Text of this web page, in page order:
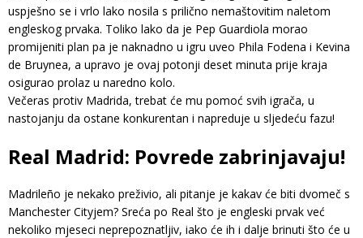
uspješno se i vrlo lako nosila s prilično nemaštovitim naletom
engleskog prvaka. Toliko lako da je Pep Guardiola morao
promijeniti plan pa je naknadno u igru ​​uveo Phila Fodena i Kevina
de Bruynea, a upravo je ovaj potonji deset minuta prije kraja
osigurao prolaz u naredno kolo.
Večeras protiv Madrida, trebat će mu pomoć svih igrača, u
nastojanju da ostane konkurentan i napreduje u sljedeću fazu!
Real Madrid: Povrede zabrinjavaju!
Madrileño je nekako preživio, ali pitanje je kakav će biti dvomeč s
Manchester Cityjem? Sreća po Real što je engleski prvak već
nekoliko mjeseci neprepoznatljiv, iako će ih i dalje brinuti što će u